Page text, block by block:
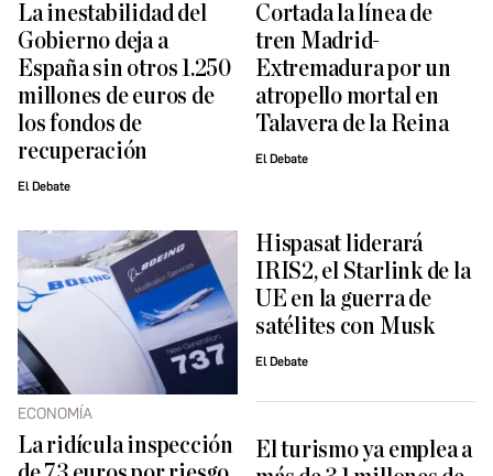
La inestabilidad del
Gobierno deja a
España sin otros 1.250
millones de euros de
los fondos de
recuperación
El Debate
Cortada la línea de
tren Madrid-
Extremadura por un
atropello mortal en
Talavera de la Reina
El Debate
ECONOMÍA
La ridícula inspección
Hispasat liderará
IRIS2, el Starlink de la
UE en la guerra de
satélites con Musk
El Debate
El turismo ya emplea a